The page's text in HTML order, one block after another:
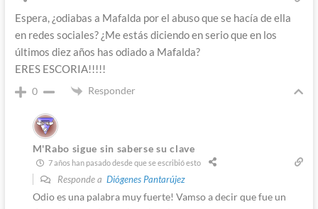
Espera, ¿odiabas a Mafalda por el abuso que se hacía de ella
en redes sociales? ¿Me estás diciendo en serio que en los
últimos diez años has odiado a Mafalda?
ERES ESCORIA!!!!!
0 Responder
M'Rabo sigue sin saberse su clave
7 años han pasado desde que se escribió esto
Responde a Diógenes Pantarújez
Odio es una palabra muy fuerte! Vamso a decir que fue un